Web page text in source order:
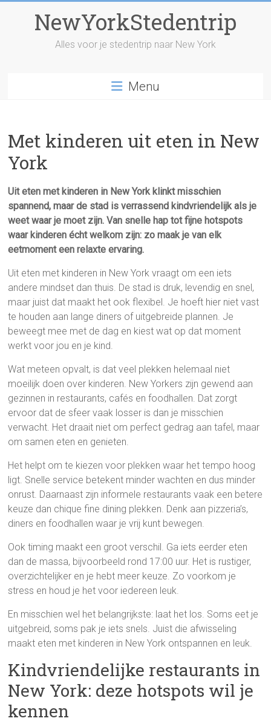
NewYorkStedentrip
Alles voor je stedentrip naar New York
Menu
Met kinderen uit eten in New
York
Uit eten met kinderen in New York klinkt misschien
spannend, maar de stad is verrassend kindvriendelijk als je
weet waar je moet zijn. Van snelle hap tot fijne hotspots
waar kinderen écht welkom zijn: zo maak je van elk
eetmoment een relaxte ervaring.
Uit eten met kinderen in New York vraagt om een iets
andere mindset dan thuis. De stad is druk, levendig en snel,
maar juist dat maakt het ook flexibel. Je hoeft hier niet vast
te houden aan lange diners of uitgebreide plannen. Je
beweegt mee met de dag en kiest wat op dat moment
werkt voor jou en je kind.
Wat meteen opvalt, is dat veel plekken helemaal niet
moeilijk doen over kinderen. New Yorkers zijn gewend aan
gezinnen in restaurants, cafés en foodhallen. Dat zorgt
ervoor dat de sfeer vaak losser is dan je misschien
verwacht. Het draait niet om perfect gedrag aan tafel, maar
om samen eten en genieten.
Het helpt om te kiezen voor plekken waar het tempo hoog
ligt. Snelle service betekent minder wachten en dus minder
onrust. Daarnaast zijn informele restaurants vaak een betere
keuze dan chique fine dining plekken. Denk aan pizzeria’s,
diners en foodhallen waar je vrij kunt bewegen.
Ook timing maakt een groot verschil. Ga iets eerder eten
dan de massa, bijvoorbeeld rond 17:00 uur. Het is rustiger,
overzichtelijker en je hebt meer keuze. Zo voorkom je
stress en houd je het voor iedereen leuk.
En misschien wel het belangrijkste: laat het los. Soms eet je
uitgebreid, soms pak je iets snels. Juist die afwisseling
maakt eten met kinderen in New York ontspannen en leuk.
Kindvriendelijke restaurants in
New York: deze hotspots wil je
kennen